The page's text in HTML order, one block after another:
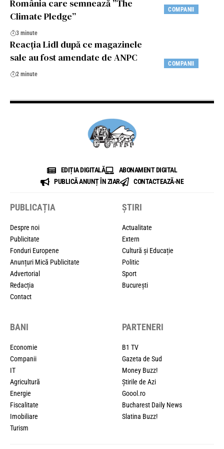
COMPANII
România care semnează ”The
Climate Pledge”
3 minute
COMPANII
Reacţia Lidl după ce magazinele
sale au fost amendate de ANPC
2 minute
EDIȚIA DIGITALĂ
ABONAMENT DIGITAL
PUBLICĂ ANUNȚ ÎN ZIAR
CONTACTEAZĂ-NE
PUBLICAȚIA
Despre noi
Publicitate
Fonduri Europene
Anunțuri Mică Publicitate
Advertorial
Redacția
Contact
ȘTIRI
Actualitate
Extern
Cultură și Educație
Politic
Sport
București
BANI
Economie
Companii
IT
Agricultură
Energie
Fiscalitate
Imobiliare
Turism
PARTENERI
B1 TV
Gazeta de Sud
Money Buzz!
Știrile de Azi
Goool.ro
Bucharest Daily News
Slatina Buzz!